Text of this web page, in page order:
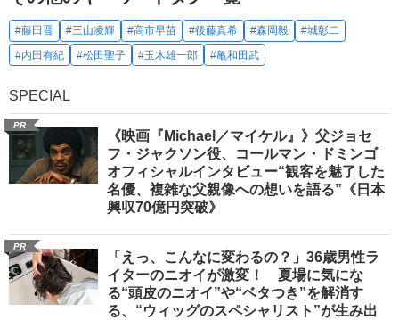
#藤田晋 #三山凌輝 #高市早苗 #後藤真希 #森岡毅
#城彰二
#内田有紀
#松田聖子 #玉木雄一郎 #亀和田武
SPECIAL
PR
《映画『Michael／マイケル』》父ジョセ
フ・ジャクソン役、コールマン・ドミンゴ
オフィシャルインタビュー“観客を魅了した
名優、複雑な父親像への想いを語る”《日本
興収70億円突破》
PR
「えっ、こんなに変わるの？」36歳男性ラ
イターのニオイが激変！ 夏場に気にな
る“頭皮のニオイ”や“ベタつき”を解消す
る、“ウィッグのスペシャリスト”が生み出